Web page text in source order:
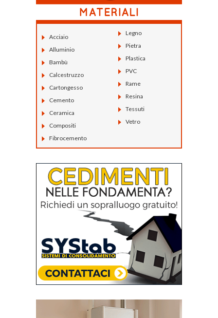
Acciaio
Alluminio
Bambù
Calcestruzzo
Cartongesso
Cemento
Ceramica
Compositi
Fibrocemento
Legno
Pietra
Plastica
PVC
Rame
Resina
Tessuti
Vetro